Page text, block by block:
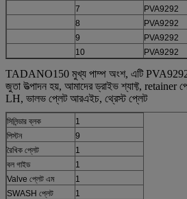
7
PVA9292
8
PVA9292
9
PVA9292
10
PVA9292
TADANO150 মুখ্য পাম্প অংশ, এটি PVA9292
জুতা উত্পাদন হয়, আমাদের ড্রাইভ শ্যাফ্ট, retainer
LH, ভালভ প্লেট আরএইচ, থ্রেস্ট প্লেট
সিলিন্ডার ব্লক
1
পিস্টন
9
রৈখিক প্লেট
1
বল গাইড
1
Valve প্লেট এম
1
SWASH প্লেট
1